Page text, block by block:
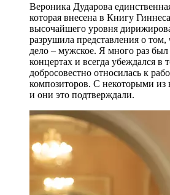
Вероника Дударова
которая внесена в Книгу
высочайшего уровня
разрушила представления о том,
дело – мужское. Я много раз был
концертах и всегда убеждался в
добросовестно относилась к
композиторов. С некоторыми из
и они это подтверждали.